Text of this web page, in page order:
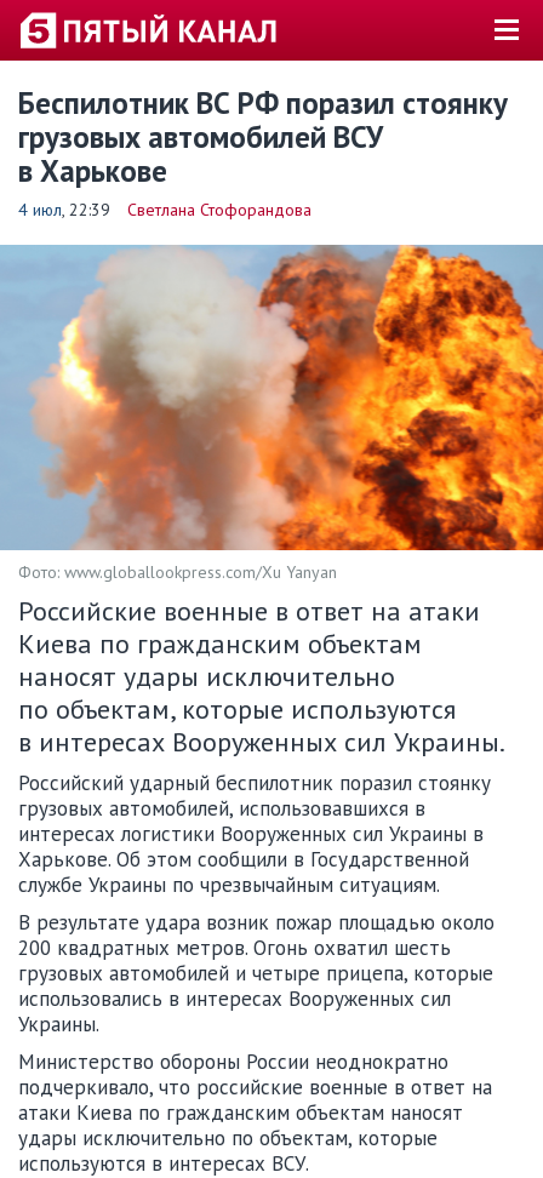
Беспилотник ВС РФ поразил стоянку
грузовых автомобилей ВСУ
в Харькове
4 июл, 22:39 Светлана Стофорандова
Фото: www.globallookpress.com/Xu Yanyan
Российские военные в ответ на атаки
Киева по гражданским объектам
наносят удары исключительно
по объектам, которые используются
в интересах Вооруженных сил Украины.
Российский ударный беспилотник поразил стоянку
грузовых автомобилей, использовавшихся в
интересах логистики Вооруженных сил Украины в
Харькове. Об этом сообщили в Государственной
службе Украины по чрезвычайным ситуациям.
В результате удара возник пожар площадью около
200 квадратных метров. Огонь охватил шесть
грузовых автомобилей и четыре прицепа, которые
использовались в интересах Вооруженных сил
Украины.
Министерство обороны России неоднократно
подчеркивало, что российские военные в ответ на
атаки Киева по гражданским объектам наносят
удары исключительно по объектам, которые
используются в интересах ВСУ.